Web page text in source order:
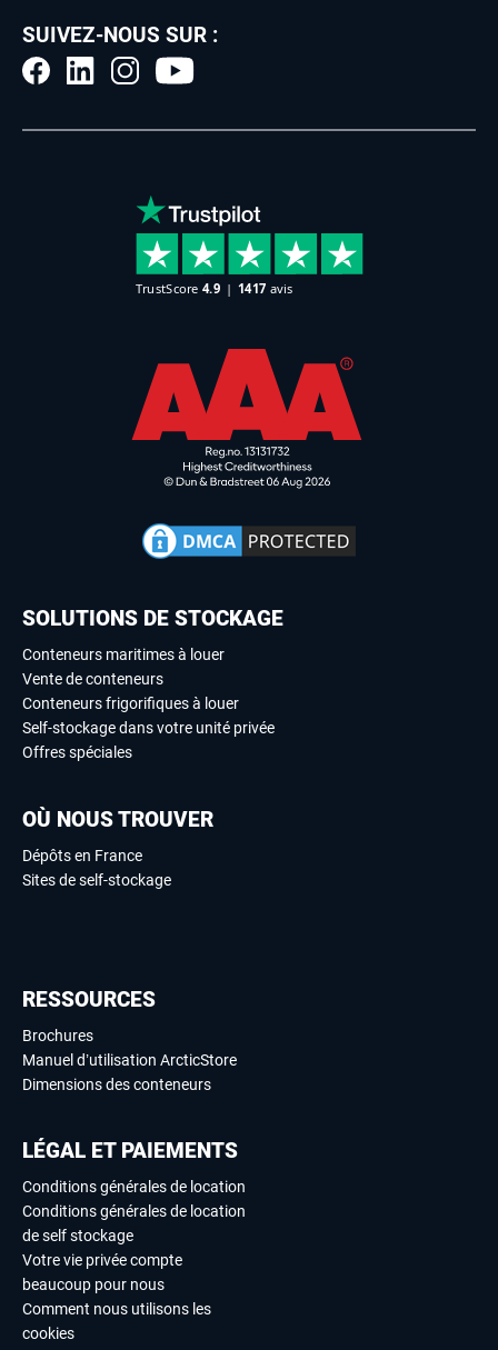
SUIVEZ-NOUS SUR :
SOLUTIONS DE STOCKAGE
Conteneurs maritimes à louer
Vente de conteneurs
Conteneurs frigorifiques à louer
Self-stockage dans votre unité privée
Offres spéciales
OÙ NOUS TROUVER
Dépôts en France
Sites de self-stockage
RESSOURCES
Brochures
Manuel d’utilisation ArcticStore
Dimensions des conteneurs
LÉGAL ET PAIEMENTS
Conditions générales de location
Conditions générales de location
de self stockage
Votre vie privée compte
beaucoup pour nous
Comment nous utilisons les
cookies